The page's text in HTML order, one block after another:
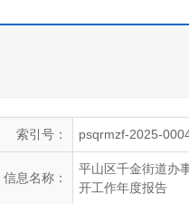
索引号： psqrmzf-2025-
信息名称：
平山区千金街道办
开工作年度报告